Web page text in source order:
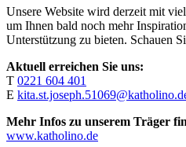
Unsere Website wird derzeit mit
um Ihnen bald noch mehr
Unterstützung zu bieten. Schauen
Aktuell erreichen Sie uns:
T 0221 604 401
E
Mehr Infos zu unserem Träger
www.katholino.de